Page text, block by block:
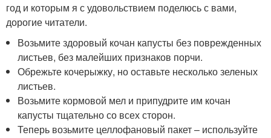
год и которым я с удовольствием поделюсь с вами,
дорогие читатели.
Возьмите здоровый кочан капусты без поврежденных
листьев, без малейших признаков порчи.
Обрежьте кочерыжку, но оставьте несколько зеленых
листьев.
Возьмите кормовой мел и припудрите им кочан
капусты тщательно со всех сторон.
Теперь возьмите целлофановый пакет – используйте